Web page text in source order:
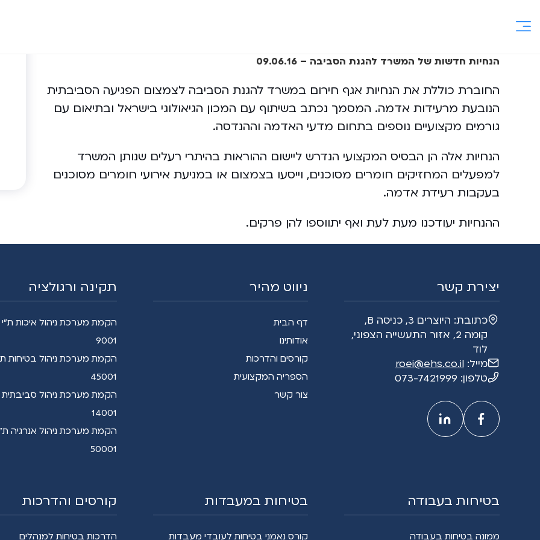
הנחיות חדשות של המשרד להגנת הסביבה – 09.06.16
החוברת כוללת את הנחיות אגף חירום במשרד להגנת הסביבה לצמצום הפגיעה הסביבתית
הנובעת מרעידות אדמה. המסמך נכתב בשיתוף עם המכון הגיאולוגי בישראל ובתיאום עם
גורמים מקצועיים נוספים בתחום מדעי האדמה וההנדסה.
הנחיות אלה הן הבסיס המקצועי הנדרש ליישום ההוראות בהיתרי רעלים שנותן המשרד
למפעלים המחזיקים חומרים מסוכנים, וייסעו בצמצום או במניעת אירועי חומרים מסוכנים
בעקבות רעידת אדמה.
ההנחיות יעודכנו מעת לעת ואף יתווספו להן פרקים.
יצירת קשר
כתובת:
היוצרים 3, כניסה B,
קומה 2, אזור התעשייה הצפוני,
לוד
מייל:roei@ehs.co.il
טלפון: 073-7421999
ניווט מהיר
דף הבית
אודותינו
קורסים והדרכות
הספריה המקצועית
צור קשר
תקינה ורגולציה
9001
45001
14001
50001
בטיחות בעבודה
ממונה בטיחות בעבודה
בטיחות במעבדות
קורס נאמני בטיחות לעובדי מעבדות
קורסים והדרכות
הדרכות בטיחות למנהלים